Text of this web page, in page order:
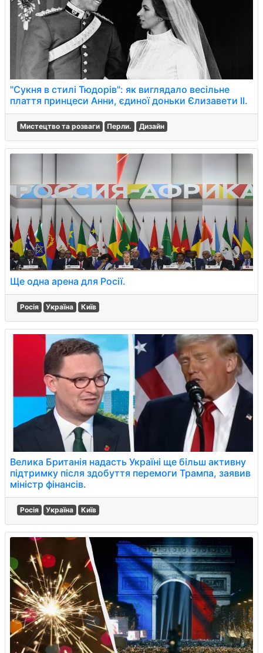
"Сукня в стилі Тюдорів": як виглядало весільне
плаття принцеси Анни, єдиної доньки Єлизавети II.
Мистецтво та розваги Перли. Дизайн
Ще одна арена для Росії.
Росія Україна Київ
Велика Британія надасть Україні ще більш активну
підтримку після здобуття перемоги Трампа, заявив
міністр фінансів.
Росія Україна Київ